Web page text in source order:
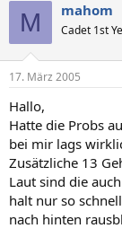
M mahom
Cadet 1st
17. März 2005
Hallo,
Hatte die Probs
bei mir lags
Zusätzliche 13
Laut sind die
halt nur so
nach hinten